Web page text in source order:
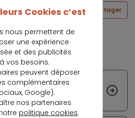
Partager
du crédit immobilier S2-
taux mais jusqu’où ?
Cookies c’est
nous permettent de
une expérience
et des publicités
vos besoins.
peuvent déposer
complémentaires
Google).
nos partenaires
politique cookies.